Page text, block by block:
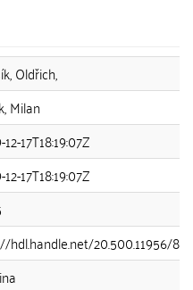
Oldřich,
Milan
17T18:19:07Z
17T18:19:07Z
hdl.handle.net/20.500.11956/